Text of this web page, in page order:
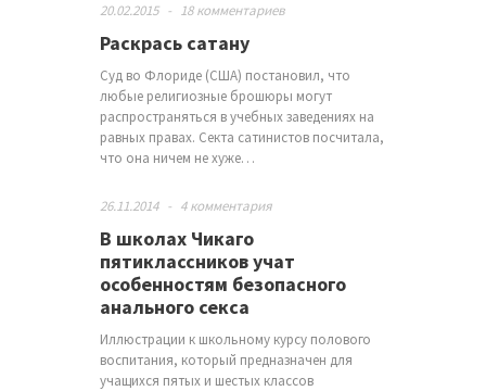
20.02.2015 - 18 комментариев
Раскрась сатану
Суд во Флориде (США) постановил, что
любые религиозные брошюры могут
распространяться в учебных заведениях на
равных правах. Секта сатинистов посчитала,
что она ничем не хуже…
26.11.2014 - 4 комментария
В школах Чикаго
пятиклассников учат
особенностям безопасного
анального секса
Иллюстрации к школьному курсу полового
воспитания, который предназначен для
учащихся пятых и шестых классов